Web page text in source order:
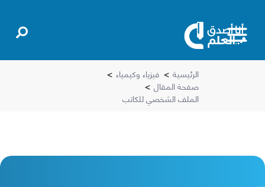
الرئيسية > فيزياء وكيمياء >
صفحة المقال >
الملف الشخصي للكاتب